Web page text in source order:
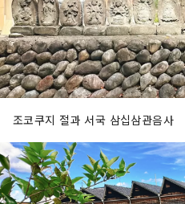
조코쿠지 절과 서국 삼십삼관음사